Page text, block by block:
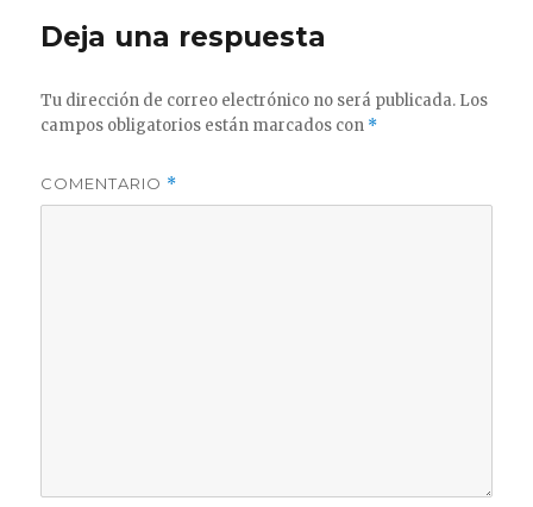
Deja una respuesta
Tu dirección de correo electrónico no será publicada. Los
campos obligatorios están marcados con *
COMENTARIO *